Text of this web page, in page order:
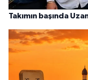
Takımın başında